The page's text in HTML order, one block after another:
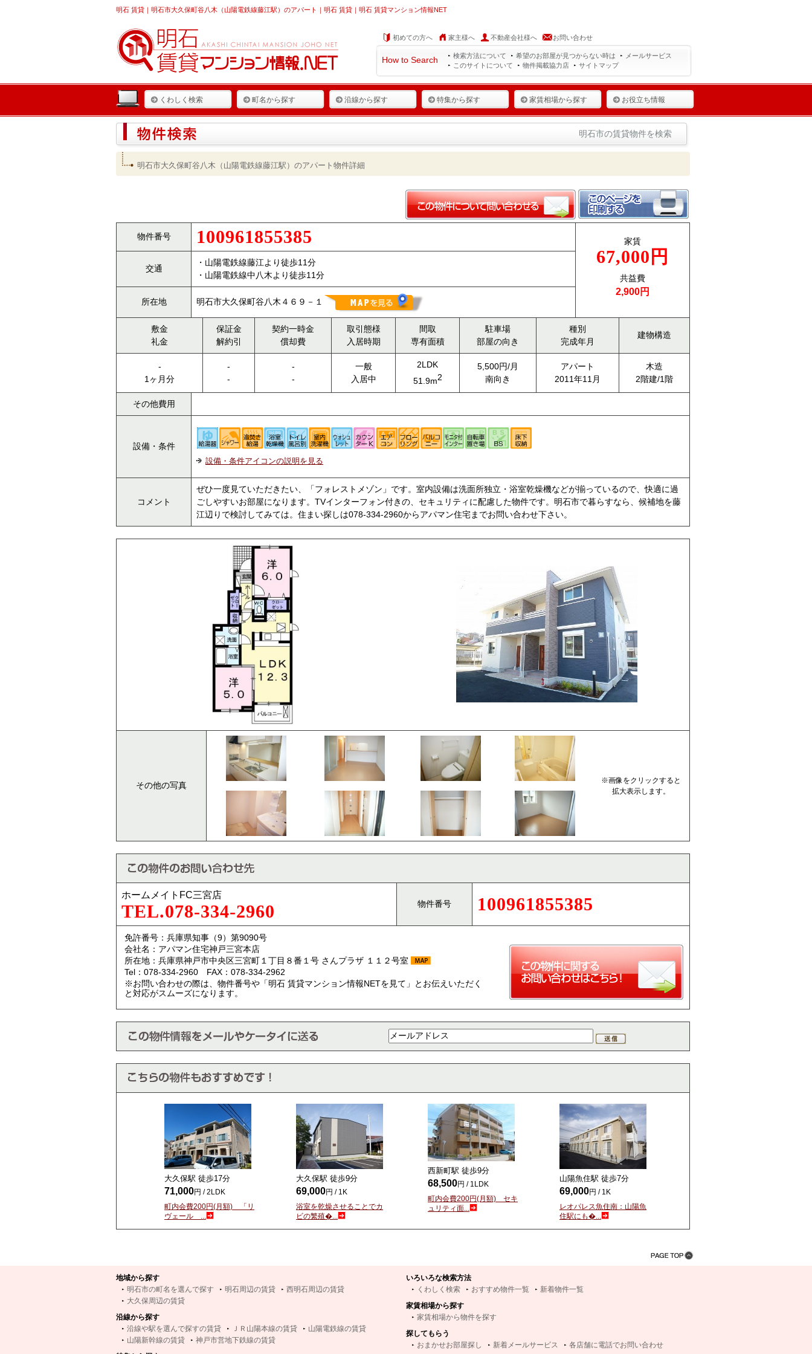
明石 賃貸 ｜明石市大久保町谷八木（山陽電鉄線藤江駅）のアパート｜明石 賃貸｜明石 賃貸マンション情報NET
初めての方へ 家主様へ 不動産会社様へ お問い合わせ
How to Search 検索方法について 希望のお部屋が見つからない時は
メールサービス
このサイトについて
物件掲載協力店 サイトマップ
くわしく検索 町名から探す 沿線から探す 特集から探す 家賃相場から探す お役立ち情報
明石市の賃貸物件を検索
明石市大久保町谷八木（山陽電鉄線藤江駅）のアパート物件詳細
物件番号 100961855385 家賃
67,000円
共益費
2,900円
交通
・山陽電鉄線藤江より徒歩11分
・山陽電鉄線中八木より徒歩11分
所在地 明石市大久保町谷八木４６９－１
敷金
礼金
保証金
解約引
契約一時金
償却費
取引態様
入居時期
間取
専有面積
駐車場
部屋の向き
種別
完成年月
建物構造
-
1ヶ月分
-
-
-
-
一般
入居中
2LDK
51.9m2
5,500円/月
南向き
アパート
2011年11月
木造
2階建/1階
その他費用
設備・条件
設備・条件アイコンの説明を見る
コメント
ぜひ一度見ていただきたい、「フォレストメゾン」です。室内設備は洗面所独立・浴室乾燥機などが揃っているので、快適に過
ごしやすいお部屋になります。TVインターフォン付きの、セキュリティに配慮した物件です。明石市で暮らすなら、候補地を藤
江辺りで検討してみては。住まい探しは078-334-2960からアパマン住宅までお問い合わせ下さい。
その他の写真
※画像をクリックすると
拡大表示します。
ホームメイトFC三宮店
TEL.078-334-2960 物件番号 100961855385
免許番号：兵庫県知事（9）第9090号
会社名：アパマン住宅神戸三宮本店
所在地：兵庫県神戸市中央区三宮町１丁目８番１号 さんプラザ １１２号室
Tel：078-334-2960 FAX：078-334-2962
※お問い合わせの際は、物件番号や「明石 賃貸マンション情報NETを見て」とお伝えいただく
と対応がスムーズになります。
大久保駅 徒歩17分
71,000円 / 2LDK
町内会費200円(月額) 「リ
ヴェール ...
大久保駅 徒歩9分
69,000円 / 1K
浴室を乾燥させることでカ
ビの繁殖�...
西新町駅 徒歩9分
68,500円 / 1LDK
町内会費200円(月額) セキ
ュリティ面...
山陽魚住駅 徒歩7分
69,000円 / 1K
レオパレス魚住南：山陽魚
住駅にも�...
地域から探す
明石市の町名を選んで探す
明石周辺の賃貸
西明石周辺の賃貸
大久保周辺の賃貸
沿線から探す
沿線や駅を選んで探すの賃貸
ＪＲ山陽本線の賃貸
山陽電鉄線の賃貸
山陽新幹線の賃貸
神戸市営地下鉄線の賃貸
いろいろな検索方法
くわしく検索
おすすめ物件一覧
新着物件一覧
家賃相場から探す
家賃相場から物件を探す
探してもらう
おまかせお部屋探し
新着メールサービス 各店舗に電話でお問い合わせ